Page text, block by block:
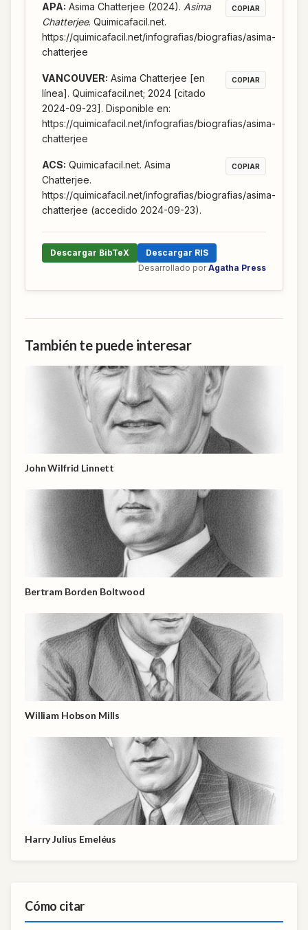
APA: Asima Chatterjee (2024). Asima
Chatterjee. Quimicafacil.net.
https://quimicafacil.net/infografias/biografias/asima-
chatterjee
COPIAR
VANCOUVER: Asima Chatterjee [en
línea]. Quimicafacil.net; 2024 [citado
2024-09-23]. Disponible en:
https://quimicafacil.net/infografias/biografias/asima-
chatterjee
COPIAR
ACS: Quimicafacil.net. Asima
Chatterjee.
https://quimicafacil.net/infografias/biografias/asima-
chatterjee (accedido 2024-09-23).
COPIAR
Descargar BibTeX
Descargar RIS
Desarrollado por Agatha Press
También te puede interesar
John Wilfrid Linnett
Bertram Borden Boltwood
William Hobson Mills
Harry Julius Emeléus
Cómo citar